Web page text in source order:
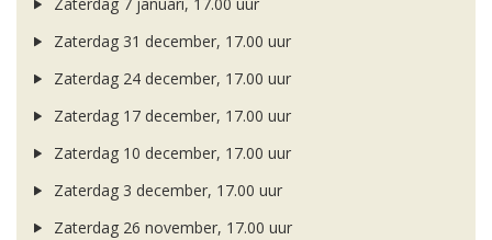
Zaterdag 7 januari, 17.00 uur
Zaterdag 31 december, 17.00 uur
Zaterdag 24 december, 17.00 uur
Zaterdag 17 december, 17.00 uur
Zaterdag 10 december, 17.00 uur
Zaterdag 3 december, 17.00 uur
Zaterdag 26 november, 17.00 uur